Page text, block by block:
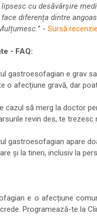
lipsesc cu desăvârșire
face diferența dintre
” - Sursă recenzie
- FAQ:
gastroesofagian e grav
o afecțiune gravă, dar
cazul să merg la doctor
revin des, te
gastroesofagian apare
și la tineri, inclusiv la
e o afecțiune
Programează-te la